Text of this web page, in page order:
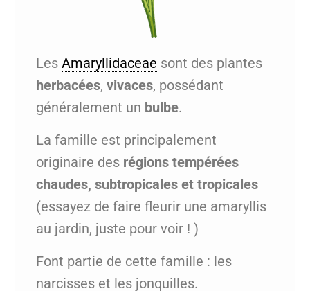
Les Amaryllidaceae sont des plantes
herbacées, vivaces, possédant
généralement un bulbe.
La famille est principalement
originaire des régions tempérées
chaudes, subtropicales et tropicales
(essayez de faire fleurir une amaryllis
au jardin, juste pour voir ! )
Font partie de cette famille : les
narcisses et les jonquilles.